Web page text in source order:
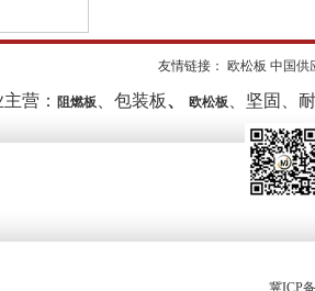
友情链接： 欧松板 中国供
营： 阻燃板 包装板、 欧松板 、坚固
冀ICP